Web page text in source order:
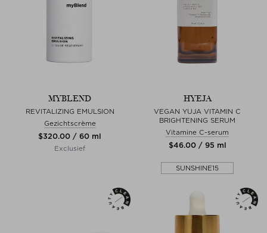
MYBLEND
REVITALIZING EMULSION
Gezichtscrème
$‌320.00 / 60 ml
Exclusief
HYEJA
VEGAN YUJA VITAMIN C
BRIGHTENING SERUM
Vitamine C-serum
$‌46.00 / 95 ml
SUNSHINE15